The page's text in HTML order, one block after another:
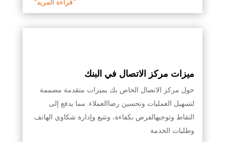
“قراءة المزيد”
ميزات مركز الاتصال في البنك
حول مركز الاتصال الخاص بك بميزات متقدمة مصممة
لتسهيل العمليات وتحسين رضاالعملاء. مما يدفع إلى
التقاط وتوجيهالفرص بكفاءة، وتتبع وإدارة شكاوي الهاتف
وطلبات الخدمة